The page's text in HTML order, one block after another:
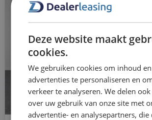
mobiliteitsbehoeften, tijdelijke
wanneer je flexibel wilt blijven.
Ervaringen van rijders
Forens – woon-werkverkeer
“Prettige zitpositie en stabiel
elke dag.”
Gezin – dagelijkse ritten
“Compact en toch voldoende ruimte
boordcomputer
Brake Assist System
buitenspiegels elektrisch
buitenspiegels elektrisch verstel-
verwarmbaar
connected services
Deze website maakt
cookies.
We gebruiken cookies om inhoud en
advertenties te personaliseren en
verkeer te analyseren. We delen
over uw gebruik van onze site met
advertentie- en analysepartners, die